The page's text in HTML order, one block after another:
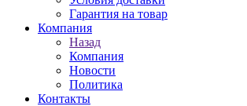
Гарантия на товар
Компания
Назад
Компания
Новости
Политика
Контакты